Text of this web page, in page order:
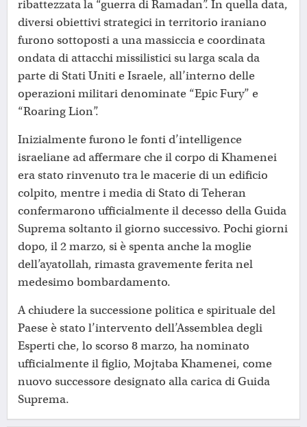
ribattezzata la “guerra di Ramadan”. In quella data,
diversi obiettivi strategici in territorio iraniano
furono sottoposti a una massiccia e coordinata
ondata di attacchi missilistici su larga scala da
parte di Stati Uniti e Israele, all’interno delle
operazioni militari denominate “Epic Fury” e
“Roaring Lion”.
Inizialmente furono le fonti d’intelligence
israeliane ad affermare che il corpo di Khamenei
era stato rinvenuto tra le macerie di un edificio
colpito, mentre i media di Stato di Teheran
confermarono ufficialmente il decesso della Guida
Suprema soltanto il giorno successivo. Pochi giorni
dopo, il 2 marzo, si è spenta anche la moglie
dell’ayatollah, rimasta gravemente ferita nel
medesimo bombardamento.
A chiudere la successione politica e spirituale del
Paese è stato l’intervento dell’Assemblea degli
Esperti che, lo scorso 8 marzo, ha nominato
ufficialmente il figlio, Mojtaba Khamenei, come
nuovo successore designato alla carica di Guida
Suprema.